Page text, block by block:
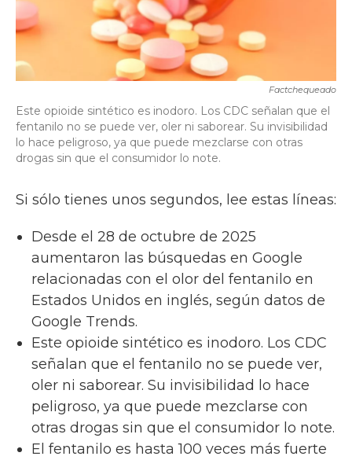
k
Factchequeado
Este opioide sintético es inodoro. Los CDC señalan que el
fentanilo no se puede ver, oler ni saborear. Su invisibilidad
lo hace peligroso, ya que puede mezclarse con otras
drogas sin que el consumidor lo note.
Si sólo tienes unos segundos, lee estas líneas:
Desde el 28 de octubre de 2025
aumentaron las búsquedas en Google
relacionadas con el olor del fentanilo en
Estados Unidos en inglés, según datos de
Google Trends.
Este opioide sintético es inodoro. Los CDC
señalan que el fentanilo no se puede ver,
oler ni saborear. Su invisibilidad lo hace
peligroso, ya que puede mezclarse con
otras drogas sin que el consumidor lo note.
El fentanilo es hasta 100 veces más fuerte